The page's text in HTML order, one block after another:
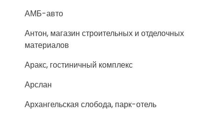
АМБ-авто
Антон, магазин строительных и отделочных
материалов
Аракс, гостиничный комплекс
Арслан
Архангельская слобода, парк-отель